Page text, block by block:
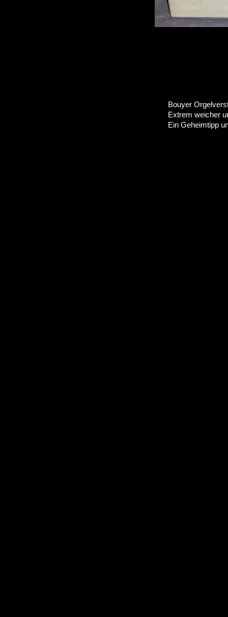
Bouyer
Extrem weicher
Ein Geheimtipp